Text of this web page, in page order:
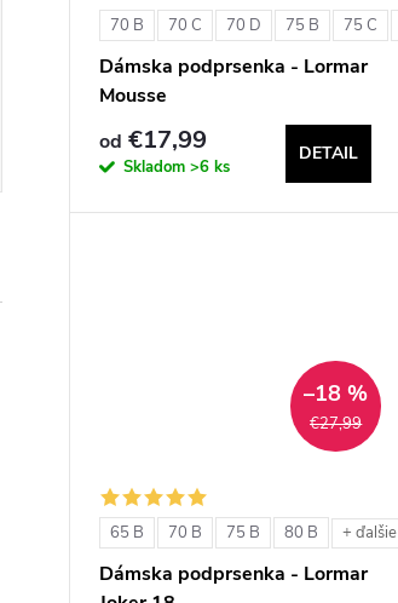
70 B 70 C 70 D 75 B 75 C
Dámska podprsenka - Lormar
Mousse
od €17,99
Skladom >6 ks
DETAIL
€27,99
–18 %
65 B 70 B 75 B 80 B + ďalšie
Dámska podprsenka - Lormar